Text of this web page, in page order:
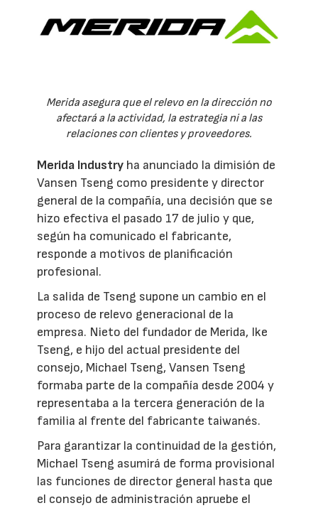
Merida asegura que el relevo en la dirección no
afectará a la actividad, la estrategia ni a las
relaciones con clientes y proveedores.
Merida Industry ha anunciado la dimisión de
Vansen Tseng como presidente y director
general de la compañía, una decisión que se
hizo efectiva el pasado 17 de julio y que,
según ha comunicado el fabricante,
responde a motivos de planificación
profesional.
La salida de Tseng supone un cambio en el
proceso de relevo generacional de la
empresa. Nieto del fundador de Merida, Ike
Tseng, e hijo del actual presidente del
consejo, Michael Tseng, Vansen Tseng
formaba parte de la compañía desde 2004 y
representaba a la tercera generación de la
familia al frente del fabricante taiwanés.
Para garantizar la continuidad de la gestión,
Michael Tseng asumirá de forma provisional
las funciones de director general hasta que
el consejo de administración apruebe el